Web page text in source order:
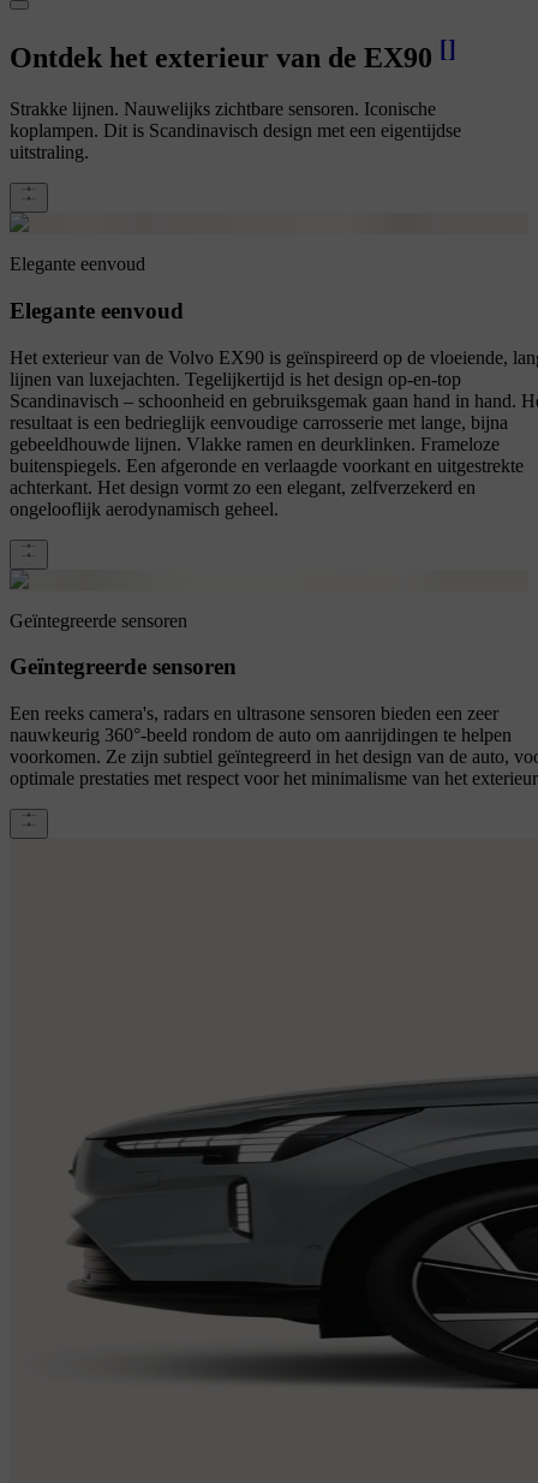
Ontdek het exterieur van de EX90 []
Strakke lijnen. Nauwelijks zichtbare sensoren. Iconische
koplampen. Dit is Scandinavisch design met een eigentijdse
uitstraling.
Elegante eenvoud
Elegante eenvoud
Het exterieur van de Volvo EX90 is geïnspireerd op de vloeiende,
lijnen van luxejachten. Tegelijkertijd is het design op-en-top
Scandinavisch – schoonheid en gebruiksgemak gaan hand in hand.
resultaat is een bedrieglijk eenvoudige carrosserie met lange, bijna
gebeeldhouwde lijnen. Vlakke ramen en deurklinken. Frameloze
buitenspiegels. Een afgeronde en verlaagde voorkant en uitgestrekte
achterkant. Het design vormt zo een elegant, zelfverzekerd en
ongelooflijk aerodynamisch geheel.
Geïntegreerde sensoren
Geïntegreerde sensoren
Een reeks camera's, radars en ultrasone sensoren bieden een zeer
nauwkeurig 360°-beeld rondom de auto om aanrijdingen te helpen
voorkomen. Ze zijn subtiel geïntegreerd in het design van de auto,
optimale prestaties met respect voor het minimalisme van het